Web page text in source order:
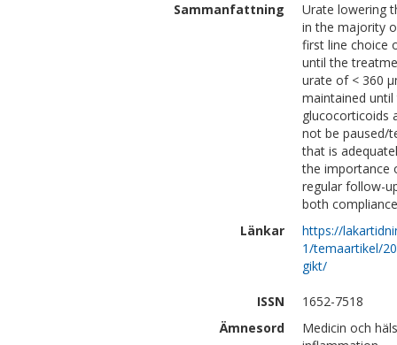
Sammanfattning
Urate lowering
in the majority
first line choice
until the
urate of < 360
maintained
glucocorticoids
not be paused/
that is
the importance
regular follow-
both
Länkar
https://
1/temaartikel/
gikt/
ISSN
1652-7518
Ämnesord
Medicin och